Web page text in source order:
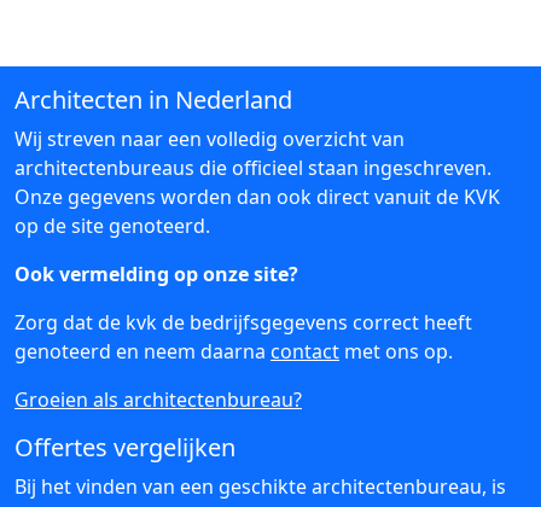
Architecten in Nederland
Wij streven naar een volledig overzicht van
architectenbureaus die officieel staan ingeschreven.
Onze gegevens worden dan ook direct vanuit de KVK
op de site genoteerd.
Ook vermelding op onze site?
Zorg dat de kvk de bedrijfsgegevens correct heeft
genoteerd en neem daarna contact met ons op.
Groeien als architectenbureau?
Offertes vergelijken
Bij het vinden van een geschikte architectenbureau, is